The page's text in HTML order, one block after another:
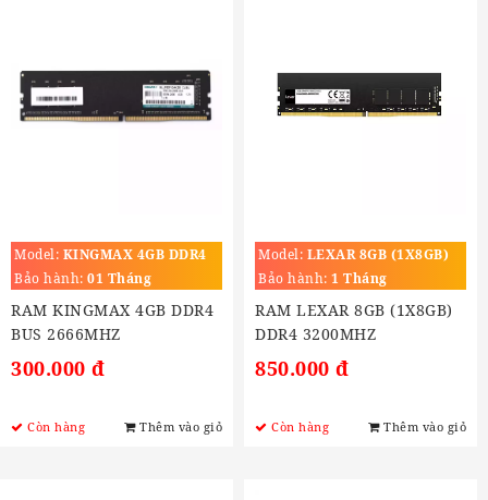
Model: KINGMAX 4GB DDR4
BUS 2666MHZ
Bảo hành: 01 Tháng
RAM KINGMAX 4GB DDR4
BUS 2666MHZ
300.000 đ
Còn hàng Thêm vào giỏ
Model: LEXAR 8GB (1X8GB)
DDR4 3200MHZ
Bảo hành: 1 Tháng
RAM LEXAR 8GB (1X8GB)
DDR4 3200MHZ
850.000 đ
Còn hàng Thêm vào giỏ